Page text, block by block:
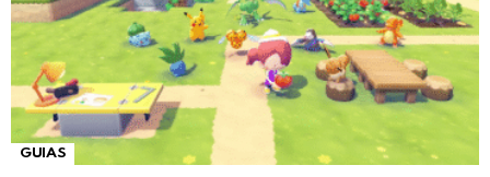
GUIAS